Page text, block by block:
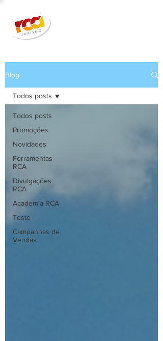
Blog
Todos posts
Promoções
Novidades
Ferramentas
RCA
Divulgações
RCA
Academia RCA
Teste
Campanhas de
Vendas
Todos posts